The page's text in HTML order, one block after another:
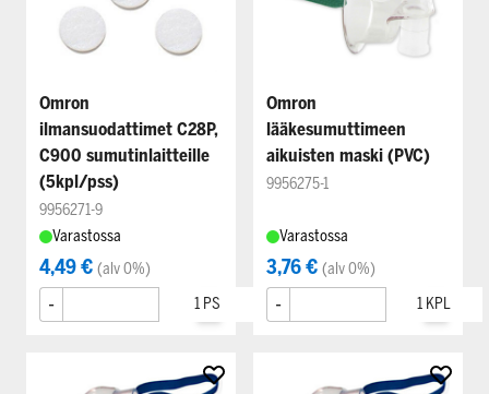
Omron
ilmansuodattimet C28P,
C900 sumutinlaitteille
(5kpl/pss)
9956271-9
Varastossa
4,49 € (alv 0%)
-
Omron
lääkesumuttimeen
aikuisten maski (PVC)
9956275-1
Varastossa
3,76 € (alv 0%)
-